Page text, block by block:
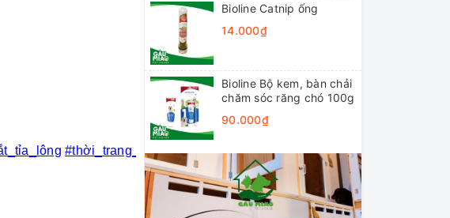
#thời_trang_thú_cưng #khách_sạn_thú_cưng
Bioline Catnip ống
14.000₫
Bioline Bộ kem, bàn chải
chăm sóc răng chó 100g
90.000₫